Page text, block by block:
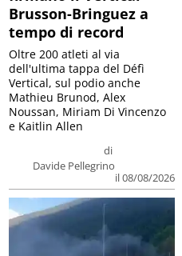
Brusson-Bringuez a
tempo di record
di
Davide Pellegrino
il 08/08/2026
Oltre 200 atleti al via
dell'ultima tappa del Défì
Vertical, sul podio anche
Mathieu Brunod, Alex
Noussan, Miriam Di Vincenzo
e Kaitlin Allen